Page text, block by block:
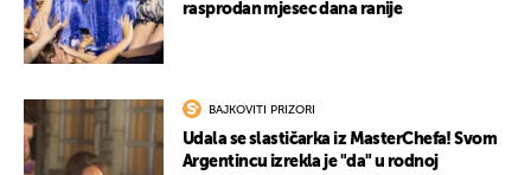
rasprodan mjesec dana ranije
BAJKOVITI PRIZORI
Udala se slastičarka iz MasterChefa! Svom
Argentincu izrekla je "da" u rodnoj